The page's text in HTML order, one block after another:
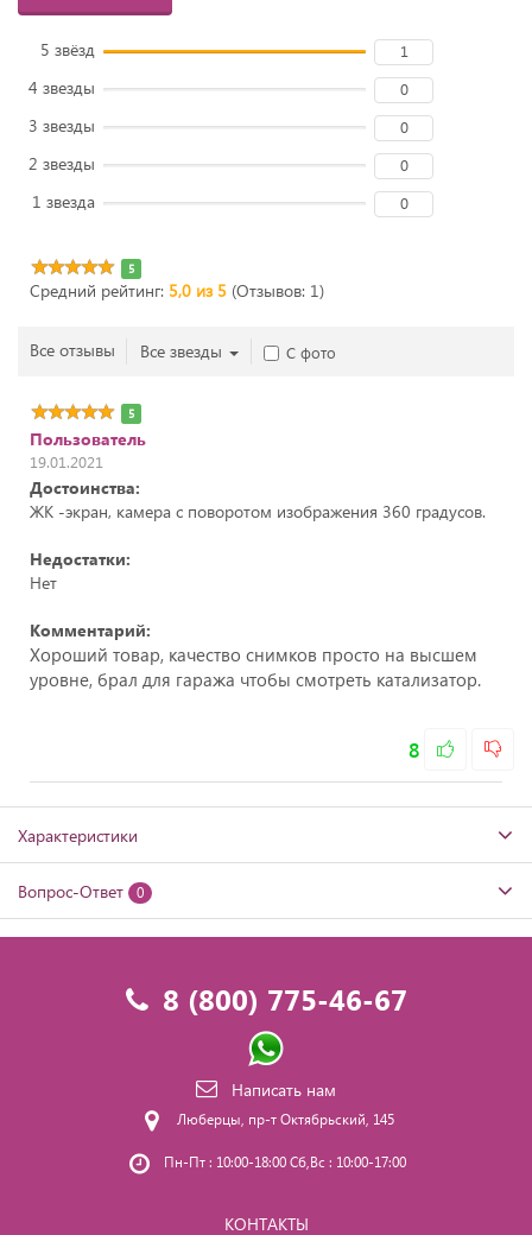
5 звёзд 1
4 звезды 0
3 звезды 0
2 звезды 0
1 звезда 0
5
Средний рейтинг: 5,0 из 5 (Отзывов: 1)
Все отзывы Все звезды С фото
5
Пользователь
19.01.2021
Достоинства:
ЖК -экран, камера с поворотом изображения 360 градусов.
Недостатки:
Нет
Комментарий:
Хороший товар, качество снимков просто на высшем
уровне, брал для гаража чтобы смотреть катализатор.
8
Характеристики
Вопрос-Ответ 0
8 (800) 775-46-67
Написать нам
Люберцы, пр-т Октябрьский, 145
Пн-Пт : 10:00-18:00 Сб,Вс : 10:00-17:00
КОНТАКТЫ